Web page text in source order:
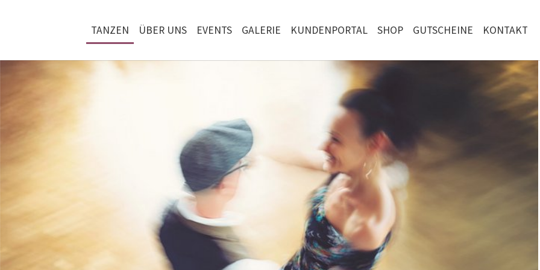
TANZEN ÜBER UNS EVENTS GALERIE KUNDENPORTAL SHOP GUTSCHEINE KONTAKT